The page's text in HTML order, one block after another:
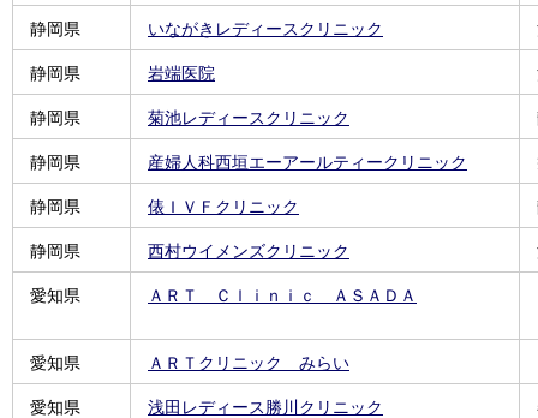
静岡県 いながきレディースクリニック
静岡県 岩端医院
静岡県 菊池レディースクリニック
静岡県 産婦人科西垣エーアールティークリニック
静岡県 俵ＩＶＦクリニック
静岡県 西村ウイメンズクリニック
愛知県 ＡＲＴ Ｃｌｉｎｉｃ ＡＳＡＤＡ
愛知県 ＡＲＴクリニック みらい
愛知県 浅田レディース勝川クリニック